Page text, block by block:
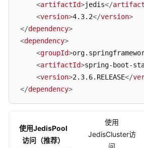
用
户
开
开
<artifactId>jedis</
<version>4.3.2</version>
</dependency>
<dependency>
<groupId>
<artifactId>spring-boot-
<version>2.3.6.RELEASE</
</dependency>
使用JedisPool
访问（推荐）
使用
JedisCluster访
问